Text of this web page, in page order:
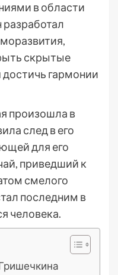
в области
скрытые
гармонии
произошла в
след в его
для его
приведший к
смелого
последним в
человека.